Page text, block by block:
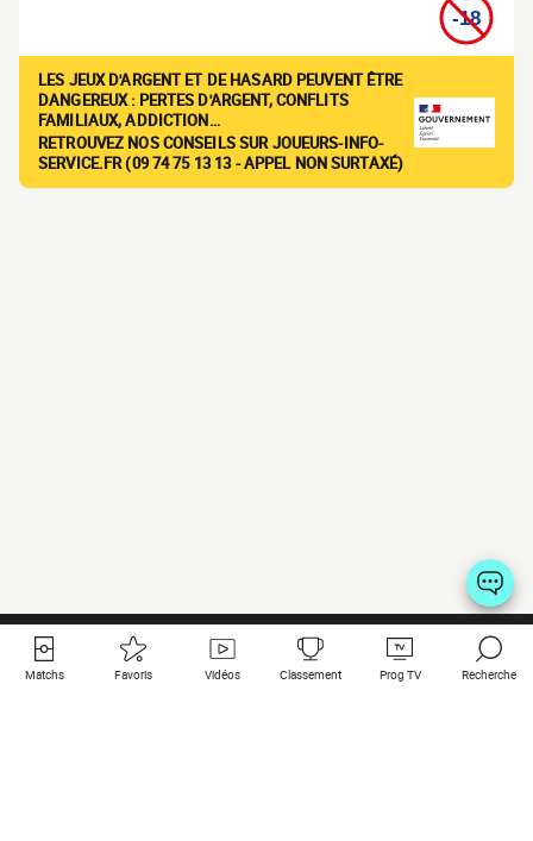
LES JEUX D'ARGENT ET DE HASARD PEUVENT ÊTRE
DANGEREUX : PERTES D'ARGENT, CONFLITS
FAMILIAUX, ADDICTION…
RETROUVEZ NOS CONSEILS SUR JOUEURS-INFO-
SERVICE.FR (09 74 75 13 13 - APPEL NON SURTAXÉ)
Matchs Favoris Vidéos Classement Prog TV Recherche